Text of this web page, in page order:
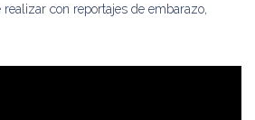
con reportajes de embarazo,